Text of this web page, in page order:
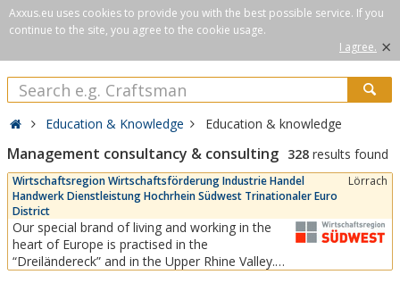
Axxus.eu uses cookies to provide you with the best possible service. If you
continue to the site, you agree to the cookie usage.
I agree. ×
Education & Knowledge Education & knowledge
Management consultancy & consulting 328 results found
Wirtschaftsregion Wirtschaftsförderung Industrie Handel
Handwerk Dienstleistung Hochrhein Südwest Trinationaler Euro
District
Lörrach
Our special brand of living and working in the
heart of Europe is practised in the
“Dreiländereck” and in the Upper Rhine Valley.